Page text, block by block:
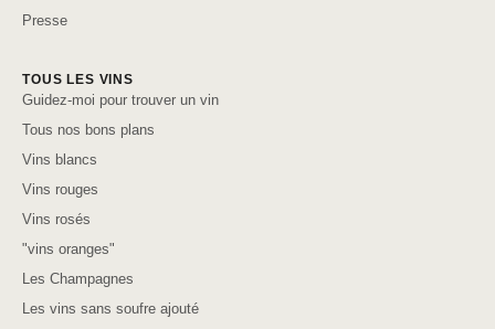
Presse
TOUS LES VINS
Guidez-moi pour trouver un vin
Tous nos bons plans
Vins blancs
Vins rouges
Vins rosés
"vins oranges"
Les Champagnes
Les vins sans soufre ajouté